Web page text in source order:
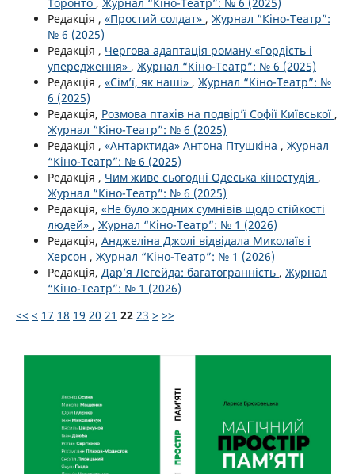
Редакція , «Простий солдат» , Журнал “Кіно-Театр”:
№ 6 (2025)
Редакція , Чергова адаптація роману «Гордість і
упередження» , Журнал “Кіно-Театр”: № 6 (2025)
Редакція , «Сім’ї, як наші» , Журнал “Кіно-Театр”: №
6 (2025)
Редакція, Розмова птахів на подвір’ї Софії Київської ,
Журнал “Кіно-Театр”: № 6 (2025)
Редакція , «Антарктида» Антона Птушкіна , Журнал
“Кіно-Театр”: № 6 (2025)
Редакція , Чим живе сьогодні Одеська кіностудія ,
Журнал “Кіно-Театр”: № 6 (2025)
Редакція, «Не було жодних сумнівів щодо стійкості
людей» , Журнал “Кіно-Театр”: № 1 (2026)
Редакція, Анджеліна Джолі відвідала Миколаїв і
Херсон , Журнал “Кіно-Театр”: № 1 (2026)
Редакція, Дар’я Легейда: багатогранність , Журнал
“Кіно-Театр”: № 1 (2026)
<< < 17 18 19 20 21 22 23 > >>